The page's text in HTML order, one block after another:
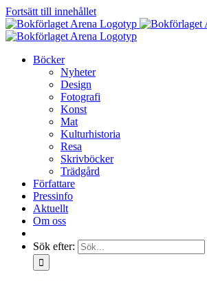
Fortsätt till innehållet
Böcker
Nyheter
Design
Fotografi
Konst
Mat
Kulturhistoria
Resa
Skrivböcker
Trädgård
Författare
Pressinfo
Aktuellt
Om oss
Sök efter: